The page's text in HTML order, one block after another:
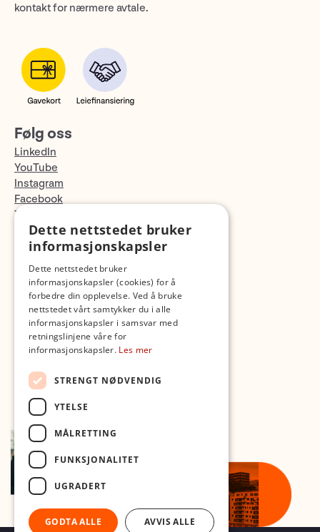
kontakt for nærmere avtale.
Følg oss
LinkedIn
YouTube
Instagram
Facebook
TikTok
Fotopodden
Dette nettstedet bruker
informasjonskapsler
Dette nettstedet bruker
informasjonskapsler (cookies) for å
forbedre din opplevelse. Ved å bruke
nettstedet vårt samtykker du i alle
informasjonskapsler i samsvar med
retningslinjene våre for
informasjonskapsler. Les mer
STRENGT NØDVENDIG
YTELSE
MÅLRETTING
FUNKSJONALITET
UGRADERT
GODTA ALLE AVVIS ALLE